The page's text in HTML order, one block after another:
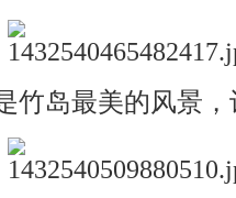
岛最美的风景，